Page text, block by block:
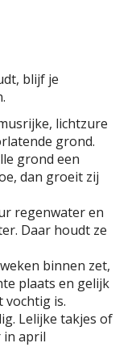
blijf je
lichtzure
grond.
grond een
dan groeit zij
regenwater en
Daar houdt ze
binnen zet,
plaats en gelijk
vochtig is.
Lelijke takjes of
in april